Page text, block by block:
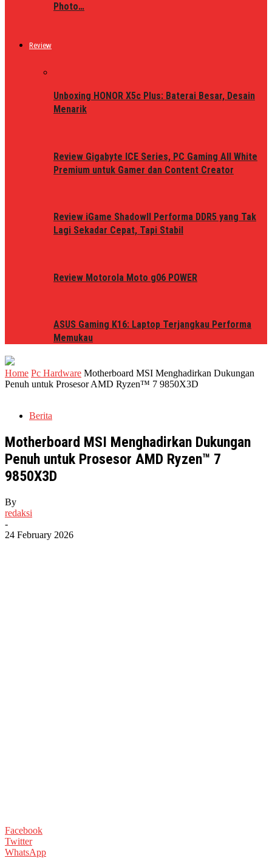
Photo…
Review
Unboxing HONOR X5c Plus: Baterai Besar, Desain
Menarik
Review Gigabyte ICE Series, PC Gaming All White
Premium untuk Gamer dan Content Creator
Review iGame ShadowII Performa DDR5 yang Tak
Lagi Sekadar Cepat, Tapi Stabil
Review Motorola Moto g06 POWER
ASUS Gaming K16: Laptop Terjangkau Performa
Memukau
Home Pc Hardware Motherboard MSI Menghadirkan Dukungan
Penuh untuk Prosesor AMD Ryzen™ 7 9850X3D
Berita
Motherboard MSI Menghadirkan Dukungan
Penuh untuk Prosesor AMD Ryzen™ 7
9850X3D
By
redaksi
-
24 February 2026
Facebook
Twitter
WhatsApp